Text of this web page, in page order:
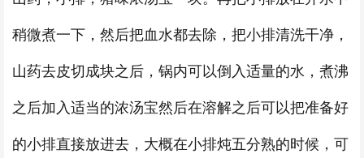
稍微煮一下，然后把血水都去除，把小排清洗干净，
山药去皮切成块之后，锅内可以倒入适量的水，煮沸
之后加入适当的浓汤宝然后在溶解之后可以把准备好
的小排直接放进去，大概在小排炖五分熟的时候，可